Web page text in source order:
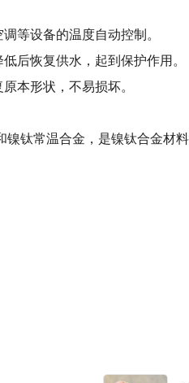
等设备的温度自动控制。
后恢复供水，起到保护作用。
本形状，不易损坏。
钛常温合金，是镍钛合金